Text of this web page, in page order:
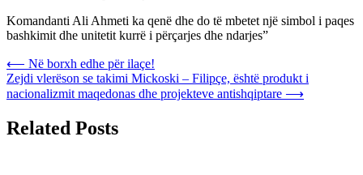
Komandanti Ali Ahmeti ka qenë dhe do të mbetet një simbol i paqes
bashkimit dhe unitetit kurrë i përçarjes dhe ndarjes”
Post
navigation
⟵ Në borxh edhe për ilaçe!
Zejdi vlerëson se takimi Mickoski – Filipçe, është produkt i
nacionalizmit maqedonas dhe projekteve antishqiptare ⟶
Related Posts